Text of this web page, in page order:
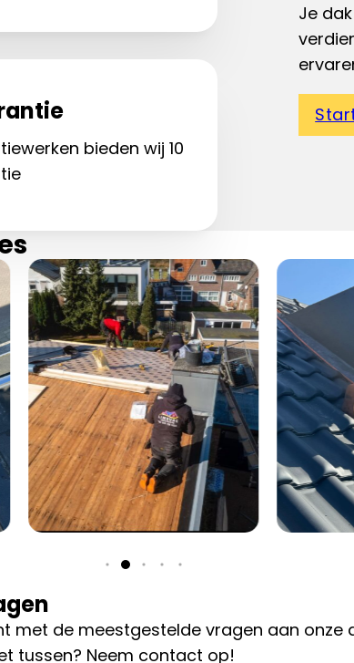
bieden wij 10
Je
met de meestgestelde vragen aan onze
tussen? Neem contact op!